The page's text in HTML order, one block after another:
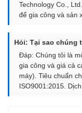
Technology Co.,
để gia công và sản
Hỏi: Tại sao chúng
Đáp: Chúng tôi là
gia công và giá cả
máy). Tiêu chuẩn
ISO9001:2015.